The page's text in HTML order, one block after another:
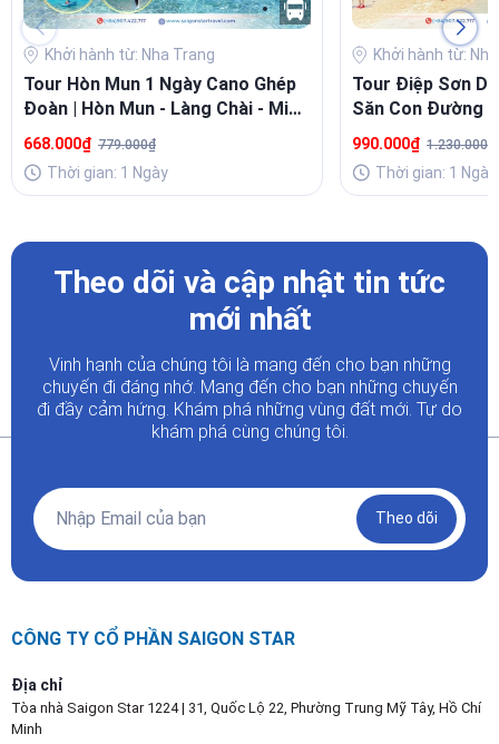
Khởi hành từ: Nha Trang
Tour Hòn Mun 1 Ngày Cano Ghép
Đoàn | Hòn Mun - Làng Chài - Mini
Beach
668.000₫ 779.000₫
Thời gian: 1 Ngày
Khởi hành từ:
Tour Điệp Sơn
Săn Con Đường
Chill
990.000₫ 1.230.000₫
Thời gian: 1 Ngày
Theo dõi và cập nhật tin tức
mới nhất
Vinh hạnh của chúng tôi là mang đến cho bạn những
chuyến đi đáng nhớ. Mang đến cho bạn những chuyến
đi đầy cảm hứng. Khám phá những vùng đất mới. Tự do
khám phá cùng chúng tôi.
Theo dõi
CÔNG TY CỔ PHẦN SAIGON STAR
Địa chỉ
Tòa nhà Saigon Star 1224 | 31, Quốc Lộ 22, Phường Trung Mỹ Tây, Hồ Chí
Minh